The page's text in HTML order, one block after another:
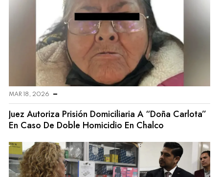
MAR 18, 2026
Juez Autoriza Prisión Domiciliaria A “Doña Carlota”
En Caso De Doble Homicidio En Chalco